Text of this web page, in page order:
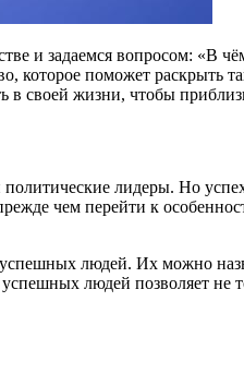
и задаемся вопросом: «В
которое поможет
своей жизни, чтобы
лидеры. Но
чем перейти к
людей. Их можно
людей позволяет не